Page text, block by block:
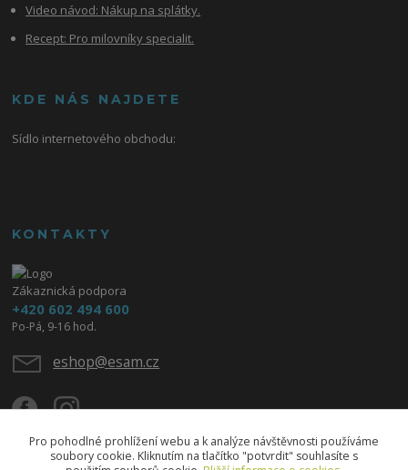
Video návod: Nákup na splátky.
Recept: Pro milovníky specialit.
KDE NÁS NAJDETE
Sídlo internetového obchodu:
KONTAKTY
Zákaznická podpora
+420 602 494 600
Po-Pá, 9-16 hod.
eshop@esam.cz
Pro pohodlné prohlížení webu a k analýze návštěvnosti používáme
soubory cookie. Kliknutím na tlačítko "potvrdit" souhlasíte s